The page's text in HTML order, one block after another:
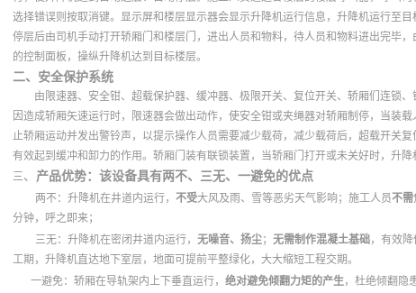
选择错误则按取消键。显示屏和楼层显示器会显示升降机运行信息，升降机运行至目
停层后由司机手动打开轿厢门和楼层门，进出人员和物料，待人员和物料进出完毕
的控制面板，操纵升降机达到目标楼层。
二、 安全保护系统
由限速器、安全钳、超载保护器、缓冲器、极限开关、复位开关、轿厢们连锁
因造成轿厢矢速运行时，限速器会做出动作，使安全钳或夹绳器对轿厢制停，当装
止轿厢运动并发出警铃声，以提示操作人员需要减少载荷，减少载荷后，超载开关
有效起到缓冲和卸力的作用。轿厢门装有联锁装置，当轿厢门打开或未关好时，升降
三、 产品优势：该设备具有两不、三无、一避免的优点
两不：升降机在井道内运行， 不受大风及雨、雪等恶劣天气影响；施工人员不需
分钟，呼之即来；
三无：升降机在密闭井道内运行， 无噪音、扬尘； 无需制作混凝土基础，有效降
工期，升降机直达地下室层，地面可提前平整绿化，大大缩短工程交期。
一避免：轿厢在导轨架内上下垂直运行， 绝对避免倾翻力矩的产生，杜绝倾翻隐